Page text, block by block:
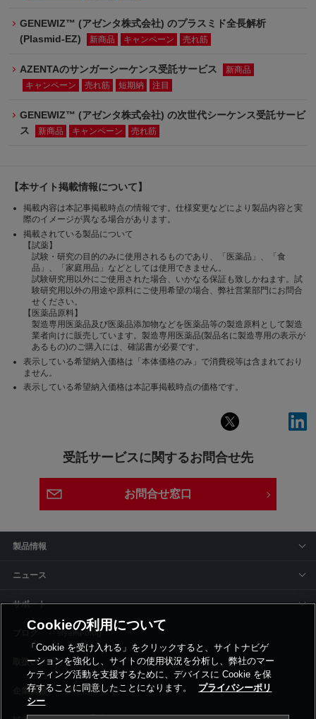
GENEWIZ™ (アゼンタ株式会社) のプラスミド全長解析
(Plasmid-EZ)
新商品 キャンペーン 売れ筋
AZENTAのサンガーシーケンス受託サービス
新商品
キャンペーン
売れ筋 短期納 注目
GENEWIZ™ (アゼンタ株式会社) の次世代シーケンス受託サービ
ス
新商品 キャンペーン 売れ筋
【本サイト掲載情報について】
掲載内容は本記事掲載時点の情報です。仕様変更などにより製品内容と実
際のイメージが異なる場合があります。
掲載されている製品について
【試薬】
試験・研究の目的のみに使用されるものであり、「医薬品」、「食
品」、「家庭用品」などとしては使用できません。
試験研究用以外にご使用された場合、いかなる保証も致しかねます。試
験研究用以外の用途や原料にご使用希望の場合、弊社営業部門にお問合
せください。
【医薬品原料】
製造専用医薬品及び医薬品添加物などを医薬品等の製造原料として製造
業者向けに販売しています。製造専用医薬品(製品名に製造専用の表示が
あるもの)のご購入には、確認書が必要です。
表示している希望納入価格は「本体価格のみ」で消費税等は含まれており
ません。
表示している希望納入価格は本記事掲載時点の価格です。
受託サービスに関するお問合せ先
お問合せ窓口
製品情報
ニュース
サポート
siyaku-blog
取扱いメーカー
事業所一覧
Cookieの利用について
「Cookie を受け入れる」をクリックすると、サイトナビゲ
ーションを強化し、サイトの使用状況を分析し、弊社のマー
ケティング活動を支援するために、デバイスに Cookie を保
存することに同意したことになります。
プライバシーポリ
シー